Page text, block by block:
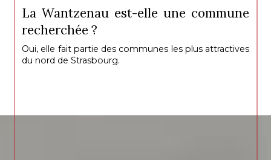
La Wantzenau est-elle une commune
recherchée ?
Oui, elle fait partie des communes les plus attractives
du nord de Strasbourg.